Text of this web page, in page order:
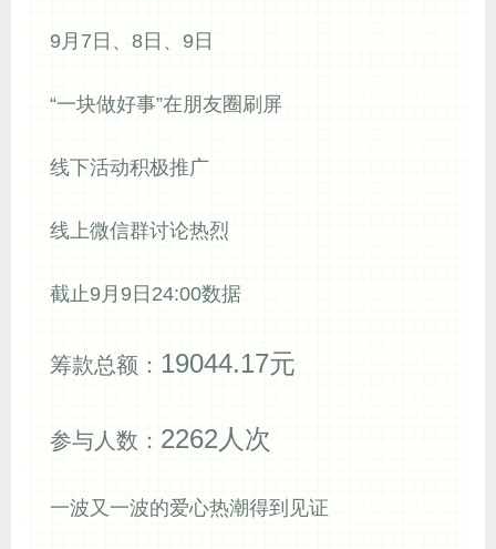
9月7日、8日、9日
“一块做好事”在朋友圈刷屏
线下活动积极推广
线上微信群讨论热烈
截止9月9日24:00数据
筹款总额： 19044.17元
参与人数： 2262人次
一波又一波的爱心热潮得到见证